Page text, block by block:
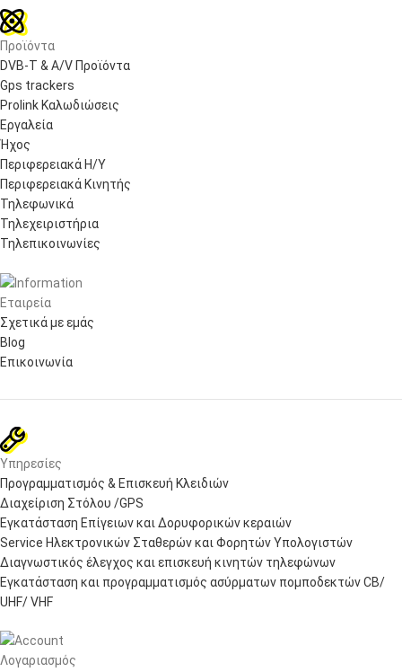
Προϊόντα
DVB-T & A/V Προϊόντα
Gps trackers
Prolink Καλωδιώσεις
Εργαλεία
Ήχος
Περιφερειακά Η/Υ
Περιφερειακά Κινητής
Τηλεφωνικά
Τηλεχειριστήρια
Τηλεπικοινωνίες
Εταιρεία
Σχετικά με εμάς
Blog
Επικοινωνία
Υπηρεσίες
Προγραμματισμός & Επισκευή Κλειδιών
Διαχείριση Στόλου /GPS
Εγκατάσταση Επίγειων και Δορυφορικών κεραιών
Service Ηλεκτρονικών Σταθερών και Φορητών Υπολογιστών
Διαγνωστικός έλεγχος και επισκευή κινητών τηλεφώνων
Εγκατάσταση και προγραμματισμός ασύρματων πομποδεκτών CB/
UHF/ VHF
Λογαριασμός